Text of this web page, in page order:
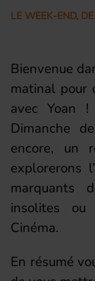
LE WEEK-END,
Bienvenue
matinal pour
avec Yoan
Dimanche
encore, un
explorerons
marquants
insolites
Cinéma.
En résumé